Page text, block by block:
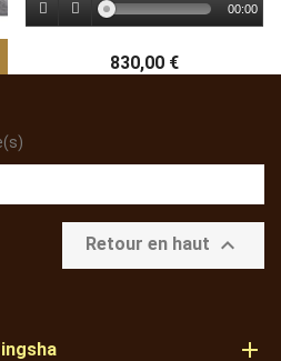

00:00
830,00 €
Retour en haut 